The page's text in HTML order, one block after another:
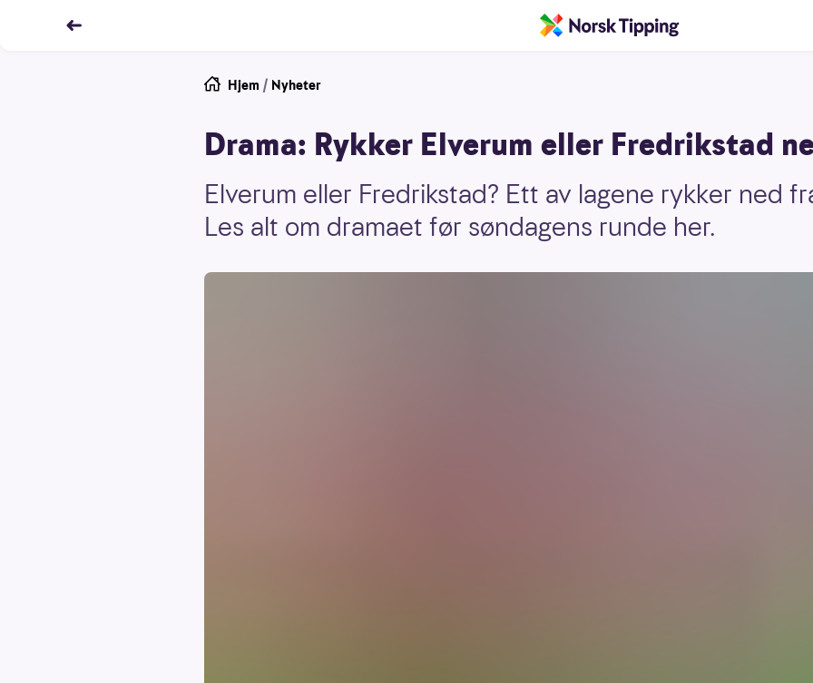
Hjem / Nyheter
Drama: Rykker Elverum eller Fredrikstad
Elverum eller Fredrikstad? Ett av lagene rykker ned
Les alt om dramaet før søndagens runde her.